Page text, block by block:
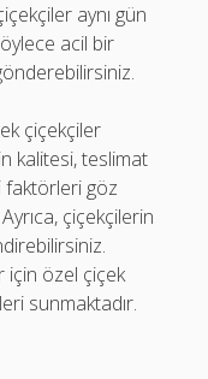
aynı gün
acil bir
çiçekçiler
kalitesi, teslimat
faktörleri göz
çiçekçilerin
için özel çiçek
sunmaktadır.